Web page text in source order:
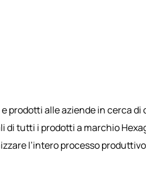
prodotti alle aziende in cerca
di tutti i prodotti a marchio
l’intero processo